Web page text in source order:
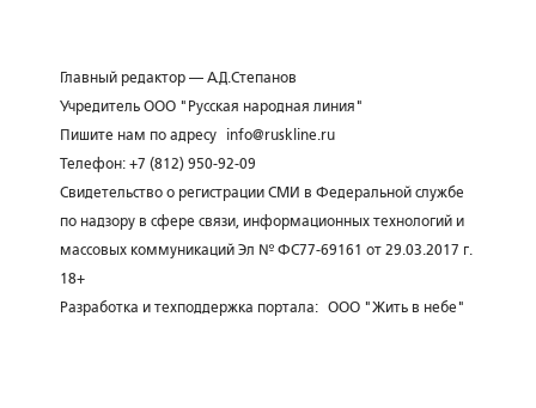
Главный редактор — А.Д.Степанов
Учредитель ООО "Русская народная линия"
Пишите нам по адресу
info@ruskline.ru
Телефон: +7 (812) 950-92-09
Свидетельство о регистрации СМИ в Федеральной службе
по надзору в сфере связи, информационных технологий и
массовых коммуникаций Эл № ФС77-69161 от 29.03.2017 г.
18+
Разработка и техподдержка портала: ООО "Жить в небе"